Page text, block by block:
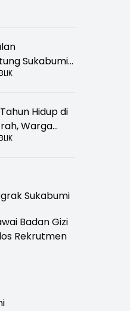
Sukabumi
Bagi
Hidup di
Warga
Nangewer
Sukabumi
Badan Gizi
Rekrutmen